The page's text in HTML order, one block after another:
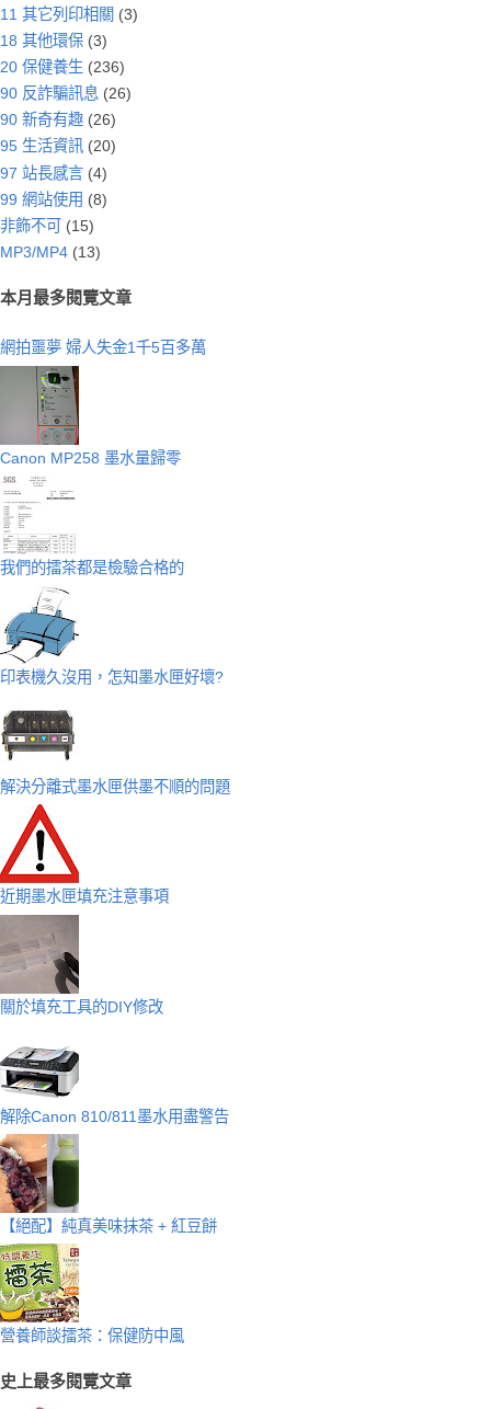
11 其它列印相關 (3)
18 其他環保 (3)
20 保健養生 (236)
90 反詐騙訊息 (26)
90 新奇有趣 (26)
95 生活資訊 (20)
97 站長感言 (4)
99 網站使用 (8)
非飾不可
(15)
MP3/MP4 (13)
本月最多閱覽文章
網拍噩夢 婦人失金1千5百多萬
Canon MP258 墨水量歸零
我們的擂茶都是檢驗合格的
印表機久沒用，怎知墨水匣好壞?
解決分離式墨水匣供墨不順的問題
近期墨水匣填充注意事項
關於填充工具的DIY修改
解除Canon 810/811墨水用盡警告
【絕配】純真美味抹茶 + 紅豆餅
營養師談擂茶：保健防中風
史上最多閱覽文章